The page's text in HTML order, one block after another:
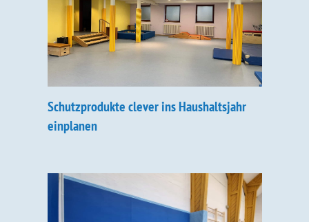
Schutzprodukte clever ins Haushaltsjahr
einplanen